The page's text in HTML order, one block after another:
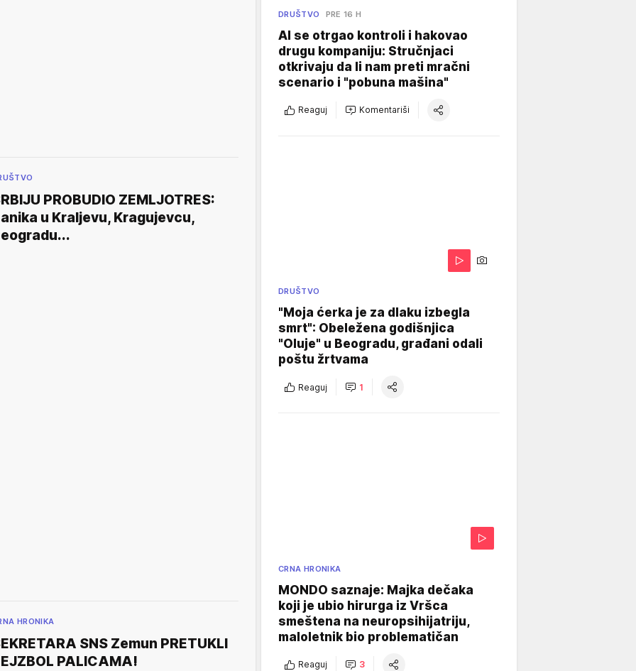
PROBUDIO ZEMLJOTRES:
u Kraljevu, Kragujevcu,
HRONIKA
SNS Zemun PRETUKLI
PALICAMA!
DRUŠTVO PRE 16 H
AI se otrgao kontroli i hakovao
drugu kompaniju: Stručnjaci
otkrivaju da li nam preti mračni
scenario i "pobuna mašina"
Reaguj Komentariši
DRUŠTVO
"Moja ćerka je za dlaku izbegla
smrt": Obeležena godišnjica
"Oluje" u Beogradu, građani odali
poštu žrtvama
Reaguj 1
CRNA HRONIKA
MONDO saznaje: Majka dečaka
koji je ubio hirurga iz Vršca
smeštena na neuropsihijatriju,
maloletnik bio problematičan
Reaguj 3